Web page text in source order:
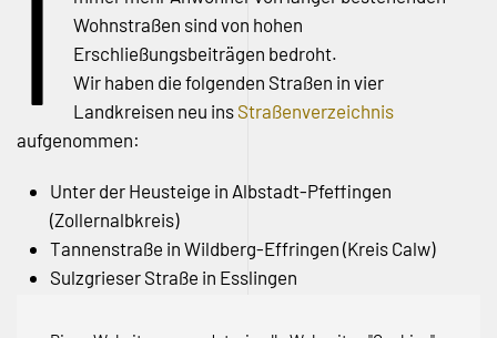
I
Wohnstraßen sind von hohen
Erschließungsbeiträgen bedroht.
Wir haben die folgenden Straßen in vier
Landkreisen neu ins Straßenverzeichnis
aufgenommen:
Unter der Heusteige in Albstadt-Pfeffingen
(Zollernalbkreis)
Tannenstraße in Wildberg-Effringen (Kreis Calw)
Sulzgrieser Straße in Esslingen